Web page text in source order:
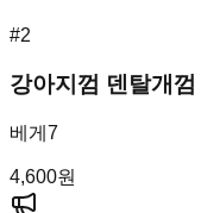
#2
강아지껌 덴탈개
베게7
4,600원